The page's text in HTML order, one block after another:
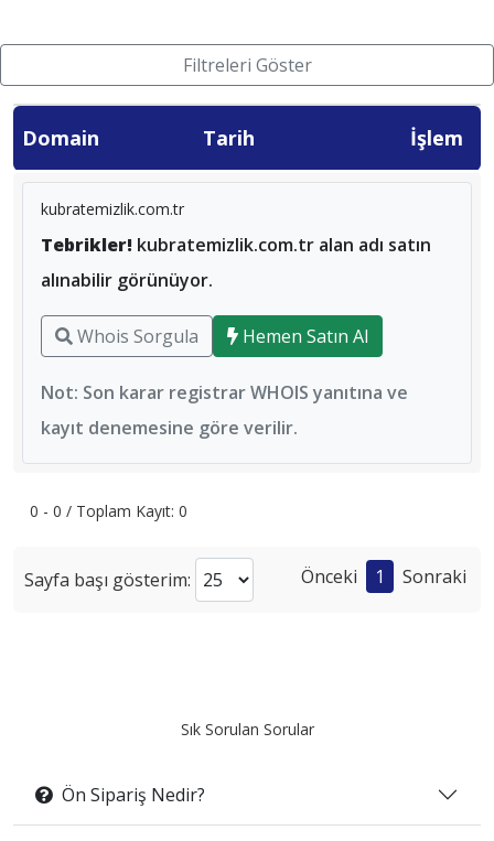
Filtreleri Göster
Domain Tarih İşlem
kubratemizlik.com.tr
Tebrikler! kubratemizlik.com.tr alan adı satın
alınabilir görünüyor.
Whois Sorgula Hemen Satın Al
Not: Son karar registrar WHOIS yanıtına ve
kayıt denemesine göre verilir.
0 - 0 / Toplam Kayıt: 0
Sayfa başı gösterim: Önceki 1 Sonraki
Sık Sorulan Sorular
Ön Sipariş Nedir?